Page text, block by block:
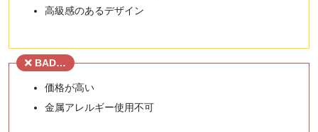
高級感のあるデザイン
BAD…
価格が高い
金属アレルギー使用不可